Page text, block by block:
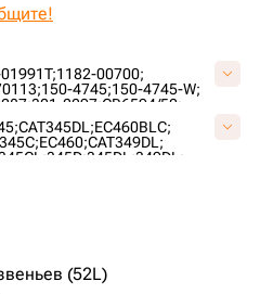
1182-00700;
150-4745;150-4745-W;
301-2297;CR6594/52;
SI873/52;VCR6594/52V;
VOE14526636;
CAT345DL;EC460BLC;
EC460;CAT349DL;
345CL;345D;345DL;349DL;
(52L)